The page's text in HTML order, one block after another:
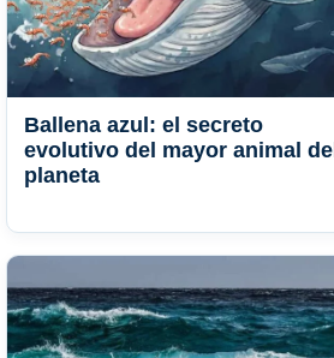
Ballena azul: el secreto
evolutivo del mayor animal del
planeta